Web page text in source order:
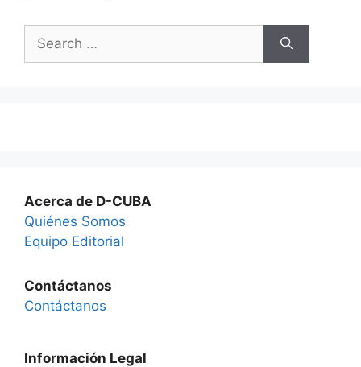
for:
Acerca de D-CUBA
Quiénes Somos
Equipo Editorial
Contáctanos
Contáctanos
Información Legal